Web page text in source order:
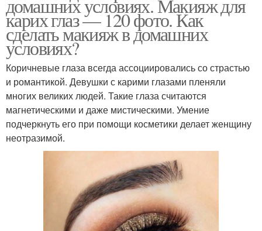
Профессиональный
макияж
домашних условиях. Макияж для
карих глаз — 120 фото. Как
сделать макияж в домашних
условиях?
Коричневые глаза всегда ассоциировались со страстью
и романтикой. Девушки с карими глазами пленяли
многих великих людей. Такие глаза считаются
магнетическими и даже мистическими. Умение
подчеркнуть его при помощи косметики делает женщину
неотразимой.